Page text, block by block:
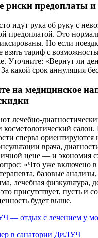
риски предоплаты
идут рука об руку с
предоплатой. Это
Но если
взять тариф с
Уточните: «Вернут ли
За какой срок аннуляция
на медицинское
лечебно-
косметологический
сперва ориентируются
врача,
цене — и экономия
«Что уже включено в
базовые анализы,
лечебная физкультура,
присутствует, пусть и
будет выше.
в санатории ДиЛУЧ